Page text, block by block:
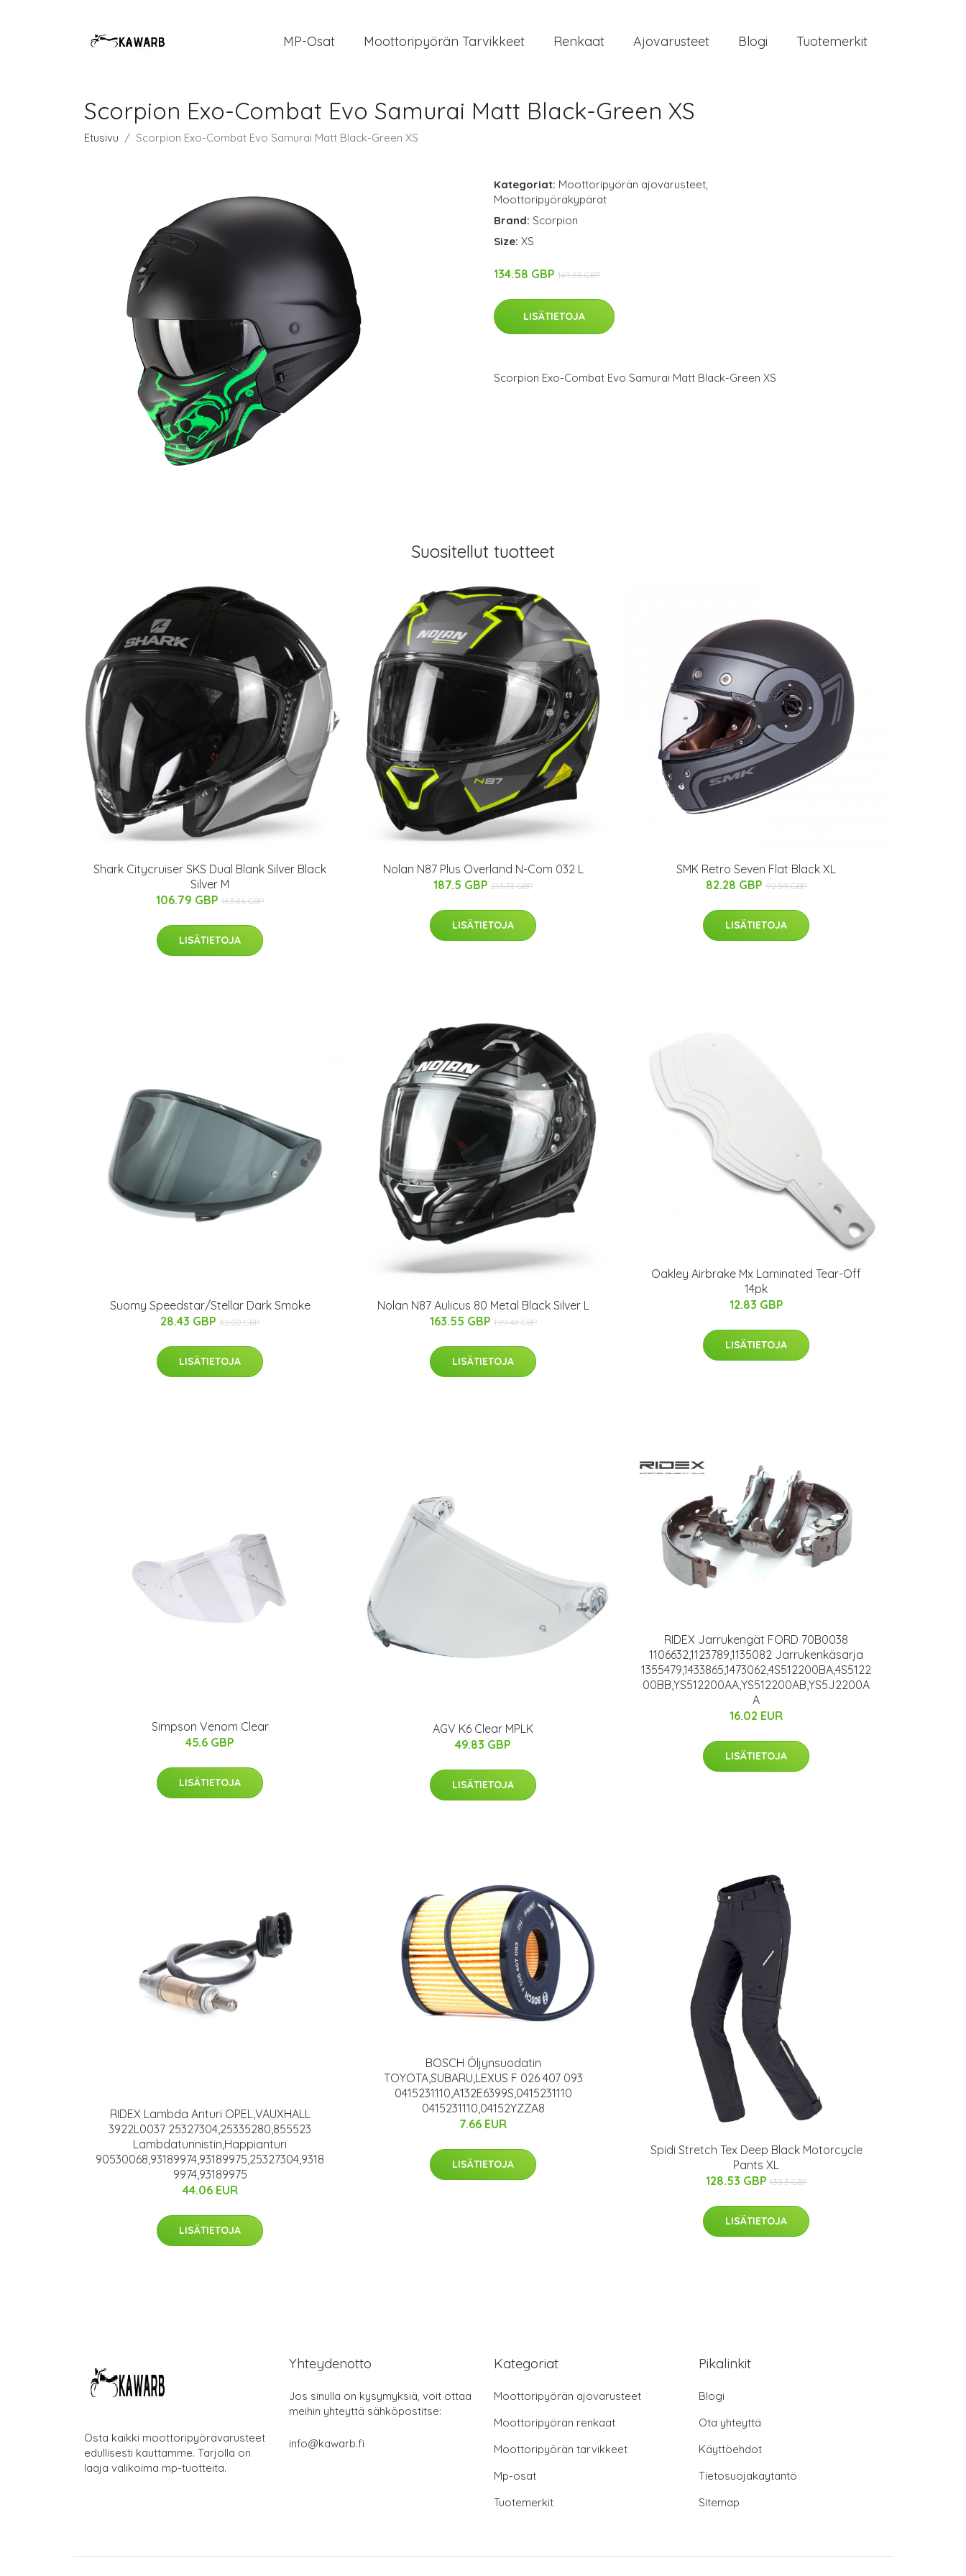
MP-Osat Moottoripyörän Tarvikkeet Renkaat Ajovarusteet Blogi Tuotemerkit
Scorpion Exo-Combat Evo Samurai Matt Black-Green XS
Etusivu Scorpion Exo-Combat Evo Samurai Matt Black-Green XS
Kategoriat: Moottoripyörän ajovarusteet,
Moottoripyöräkypärät
Brand: Scorpion
Size: XS
134.58 GBP 149.55 GBP
LISÄTIETOJA
Scorpion Exo-Combat Evo Samurai Matt Black-Green XS
Suositellut tuotteet
Shark Citycruiser SKS Dual Blank Silver Black
Silver M
106.79 GBP 163.86 GBP
LISÄTIETOJA
Nolan N87 Plus Overland N-Com 032 L
187.5 GBP 213.73 GBP
LISÄTIETOJA
SMK Retro Seven Flat Black XL
82.28 GBP 92.59 GBP
LISÄTIETOJA
Suomy Speedstar/Stellar Dark Smoke
28.43 GBP 32.02 GBP
LISÄTIETOJA
Nolan N87 Aulicus 80 Metal Black Silver L
163.55 GBP 199.48 GBP
LISÄTIETOJA
Oakley Airbrake Mx Laminated Tear-Off
14pk
12.83 GBP
LISÄTIETOJA
Simpson Venom Clear
45.6 GBP
LISÄTIETOJA
AGV K6 Clear MPLK
49.83 GBP
LISÄTIETOJA
RIDEX Jarrukengät FORD 70B0038
1106632,1123789,1135082 Jarrukenkäsarja
1355479,1433865,1473062,4S512200BA,4S5122
00BB,YS512200AA,YS512200AB,YS5J2200A
A
16.02 EUR
LISÄTIETOJA
RIDEX Lambda Anturi OPEL,VAUXHALL
3922L0037 25327304,25335280,855523
Lambdatunnistin,Happianturi
90530068,93189974,93189975,25327304,9318
9974,93189975
44.06 EUR
LISÄTIETOJA
BOSCH Öljynsuodatin
TOYOTA,SUBARU,LEXUS F 026 407 093
0415231110,A132E6399S,0415231110
0415231110,04152YZZA8
7.66 EUR
LISÄTIETOJA
Spidi Stretch Tex Deep Black Motorcycle
Pants XL
128.53 GBP 135.3 GBP
LISÄTIETOJA
Osta kaikki moottoripyörävarusteet
edullisesti kauttamme. Tarjolla on
laaja valikoima mp-tuotteita.
Yhteydenotto
Jos sinulla on kysymyksiä, voit ottaa
meihin yhteyttä sähköpostitse:
info@kawarb.fi
Kategoriat
Moottoripyörän ajovarusteet
Moottoripyörän renkaat
Moottoripyörän tarvikkeet
Mp-osat
Tuotemerkit
Pikalinkit
Blogi
Ota yhteyttä
Käyttöehdot
Tietosuojakäytäntö
Sitemap